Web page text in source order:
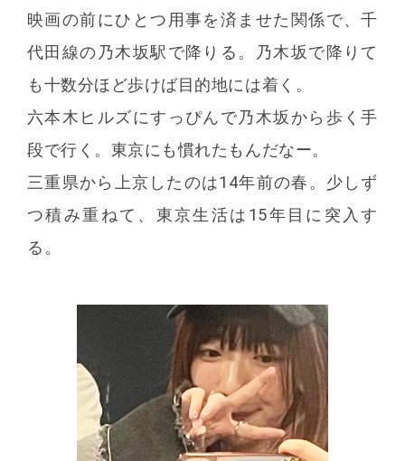
映画の前にひとつ用事を済ませた関係で、千
代田線の乃木坂駅で降りる。乃木坂で降りて
も十数分ほど歩けば目的地には着く。
六本木ヒルズにすっぴんで乃木坂から歩く手
段で行く。東京にも慣れたもんだなー。
三重県から上京したのは14年前の春。少しず
つ積み重ねて、東京生活は15年目に突入す
る。